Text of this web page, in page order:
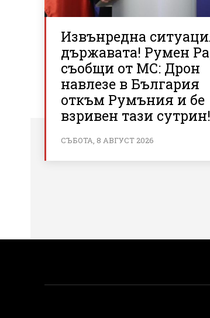
Извънредна
държавата! Румен
съобщи от МС: Дрон
навлезе в България
откъм Румъния и бе
взривен тази сутрин!
СЪБОТА, 8 АВГУСТ 2026